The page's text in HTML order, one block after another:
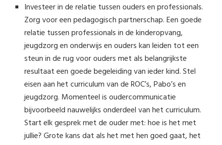
Investeer in de relatie tussen ouders en professionals.
Zorg voor een pedagogisch partnerschap. Een goede
relatie tussen professionals in de kinderopvang,
jeugdzorg en onderwijs en ouders kan leiden tot een
steun in de rug voor ouders met als belangrijkste
resultaat een goede begeleiding van ieder kind. Stel
eisen aan het curriculum van de ROC’s, Pabo’s en
jeugdzorg. Momenteel is oudercommunicatie
bijvoorbeeld nauwelijks onderdeel van het curriculum.
Start elk gesprek met de ouder met: hoe is het met
jullie? Grote kans dat als het met hen goed gaat, het